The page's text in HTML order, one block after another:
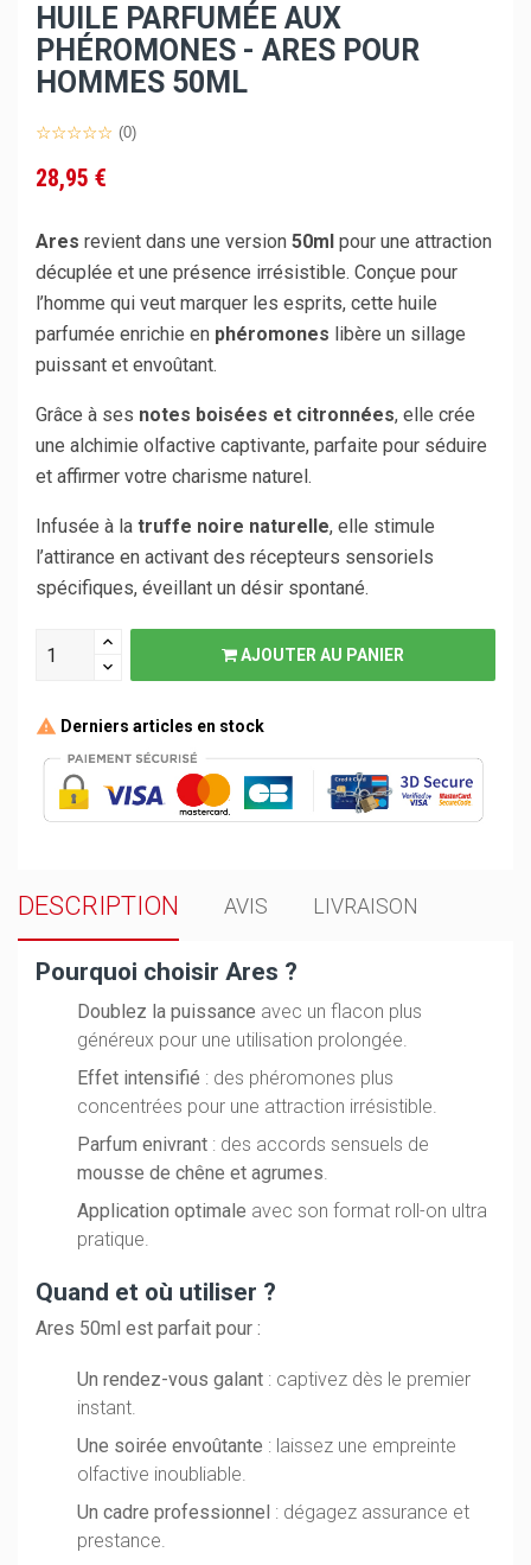
HUILE PARFUMÉE AUX
PHÉROMONES - ARES POUR
HOMMES 50ML
(0)
28,95 €
Ares revient dans une version 50ml pour une attraction
décuplée et une présence irrésistible. Conçue pour
l’homme qui veut marquer les esprits, cette huile
parfumée enrichie en phéromones libère un sillage
puissant et envoûtant.
Grâce à ses notes boisées et citronnées, elle crée
une alchimie olfactive captivante, parfaite pour séduire
et affirmer votre charisme naturel.
Infusée à la truffe noire naturelle, elle stimule
l’attirance en activant des récepteurs sensoriels
spécifiques, éveillant un désir spontané.
AJOUTER AU PANIER
Derniers articles en stock
DESCRIPTION AVIS LIVRAISON
Pourquoi choisir Ares ?
Doublez la puissance avec un flacon plus
généreux pour une utilisation prolongée.
Effet intensifié : des phéromones plus
concentrées pour une attraction irrésistible.
Parfum enivrant : des accords sensuels de
mousse de chêne et agrumes.
Application optimale avec son format roll-on ultra
pratique.
Quand et où utiliser ?
Ares 50ml est parfait pour :
Un rendez-vous galant : captivez dès le premier
instant.
Une soirée envoûtante : laissez une empreinte
olfactive inoubliable.
Un cadre professionnel : dégagez assurance et
prestance.